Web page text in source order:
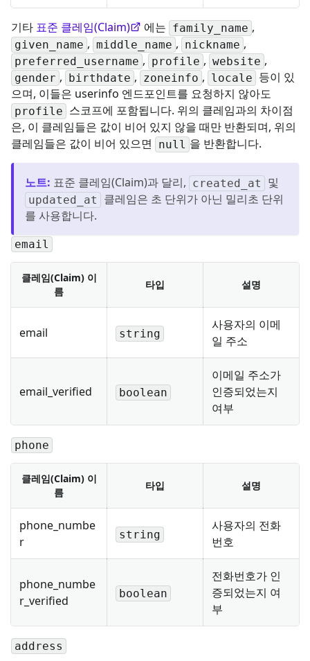
기타 표준 클레임(Claim) 에는 family_name ,
given_name , middle_name , nickname ,
preferred_username , profile , website ,
gender , birthdate , zoneinfo , locale 등이 있
으며, 이들은 userinfo 엔드포인트를 요청하지 않아도
profile 스코프에 포함됩니다. 위의 클레임과의 차이점
은, 이 클레임들은 값이 비어 있지 않을 때만 반환되며, 위의
클레임들은 값이 비어 있으면
null 을 반환합니다.
노트: 표준 클레임(Claim)과 달리, created_at 및
updated_at
클레임은 초 단위가 아닌 밀리초 단위
를 사용합니다.
email
클레임(Claim) 이
름
타입 설명
email string
사용자의 이메
일 주소
email_verified boolean
이메일 주소가
인증되었는지
여부
phone
클레임(Claim) 이
름
타입 설명
phone_numbe
r
string
사용자의 전화
번호
phone_numbe
r_verified
boolean
전화번호가 인
증되었는지 여
부
address